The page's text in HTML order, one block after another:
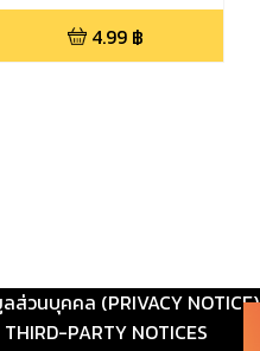
4.99฿
ส่วนบุคคล (PRIVACY NOTICE)
THIRD-PARTY NOTICES